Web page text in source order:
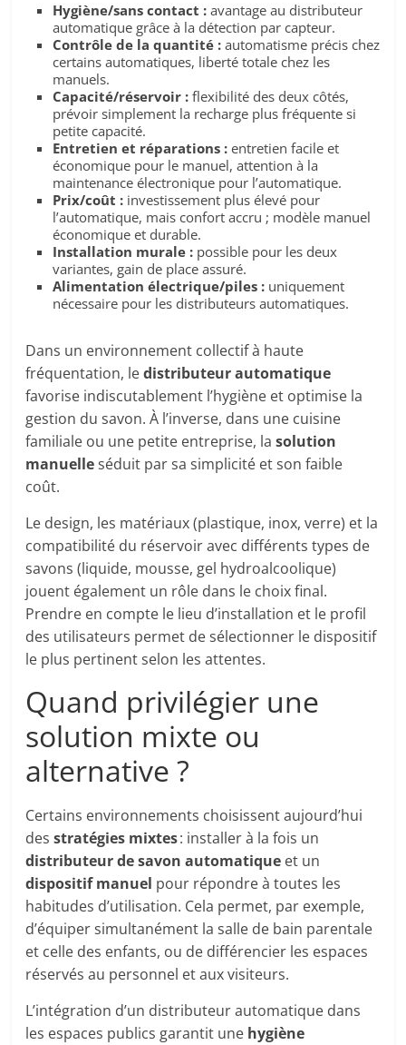
Hygiène/sans contact : avantage au distributeur
automatique grâce à la détection par capteur.
Contrôle de la quantité : automatisme précis chez
certains automatiques, liberté totale chez les
manuels.
Capacité/réservoir : flexibilité des deux côtés,
prévoir simplement la recharge plus fréquente si
petite capacité.
Entretien et réparations : entretien facile et
économique pour le manuel, attention à la
maintenance électronique pour l’automatique.
Prix/coût : investissement plus élevé pour
l’automatique, mais confort accru ; modèle manuel
économique et durable.
Installation murale : possible pour les deux
variantes, gain de place assuré.
Alimentation électrique/piles : uniquement
nécessaire pour les distributeurs automatiques.
Dans un environnement collectif à haute
fréquentation, ledistributeur automatique
favorise indiscutablement l’hygiène et optimise la
gestion du savon. À l’inverse, dans une cuisine
familiale ou une petite entreprise, lasolution
manuelleséduit par sa simplicité et son faible
coût.
Le design, les matériaux (plastique, inox, verre) et la
compatibilité du réservoir avec différents types de
savons (liquide, mousse, gel hydroalcoolique)
jouent également un rôle dans le choix final.
Prendre en compte le lieu d’installation et le profil
des utilisateurs permet de sélectionner le dispositif
le plus pertinent selon les attentes.
Quand privilégier une
solution mixte ou
alternative ?
Certains environnements choisissent aujourd’hui
desstratégies mixtes: installer à la fois un
distributeur de savon automatique et un
dispositif manuel pour répondre à toutes les
habitudes d’utilisation. Cela permet, par exemple,
d’équiper simultanément la salle de bain parentale
et celle des enfants, ou de différencier les espaces
réservés au personnel et aux visiteurs.
L’intégration d’un distributeur automatique dans
les espaces publics garantit une hygiène